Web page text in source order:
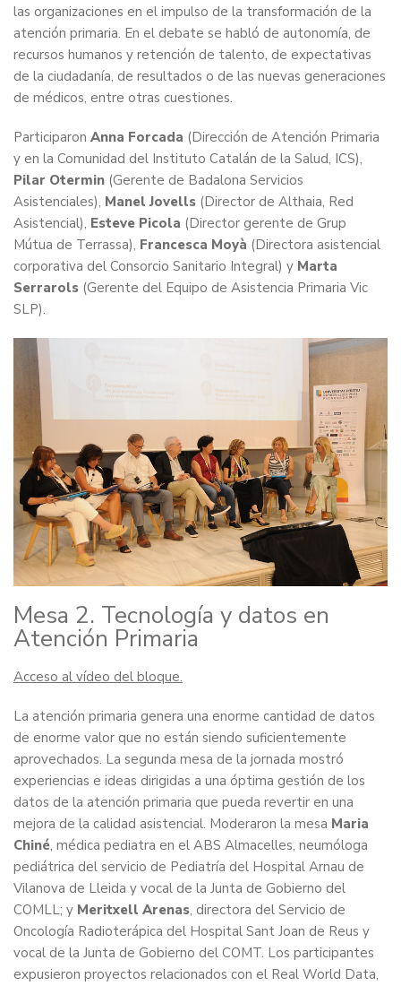
las organizaciones en el impulso de la transformación de la
atención primaria. En el debate se habló de autonomía, de
recursos humanos y retención de talento, de expectativas
de la ciudadanía, de resultados o de las nuevas generaciones
de médicos, entre otras cuestiones.
Participaron Anna Forcada (Dirección de Atención Primaria
y en la Comunidad del Instituto Catalán de la Salud, ICS),
Pilar Otermin (Gerente de Badalona Servicios
Asistenciales), Manel Jovells (Director de Althaia, Red
Asistencial), Esteve Picola (Director gerente de Grup
Mútua de Terrassa), Francesca Moyà (Directora asistencial
corporativa del Consorcio Sanitario Integral) y Marta
Serrarols (Gerente del Equipo de Asistencia Primaria Vic
SLP).
Mesa 2. Tecnología y datos en
Atención Primaria
Acceso al vídeo del bloque.
La atención primaria genera una enorme cantidad de datos
de enorme valor que no están siendo suficientemente
aprovechados. La segunda mesa de la jornada mostró
experiencias e ideas dirigidas a una óptima gestión de los
datos de la atención primaria que pueda revertir en una
mejora de la calidad asistencial. Moderaron la mesa Maria
Chiné, médica pediatra en el ABS Almacelles, neumóloga
pediátrica del servicio de Pediatría del Hospital Arnau de
Vilanova de Lleida y vocal de la Junta de Gobierno del
COMLL; y Meritxell Arenas, directora del Servicio de
Oncología Radioterápica del Hospital Sant Joan de Reus y
vocal de la Junta de Gobierno del COMT. Los participantes
expusieron proyectos relacionados con el Real World Data,